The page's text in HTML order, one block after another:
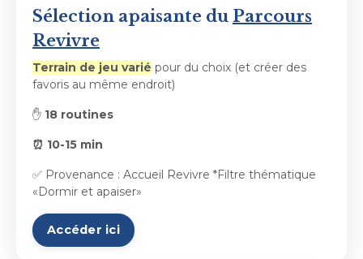
Sélection apaisante du Parcours
Revivre
Terrain de jeu varié pour du choix (et créer des
favoris au même endroit)
✋ 18 routines
⏰ 10-15 min
✅ Provenance : Accueil Revivre *Filtre thématique
«Dormir et apaiser»
Accéder ici